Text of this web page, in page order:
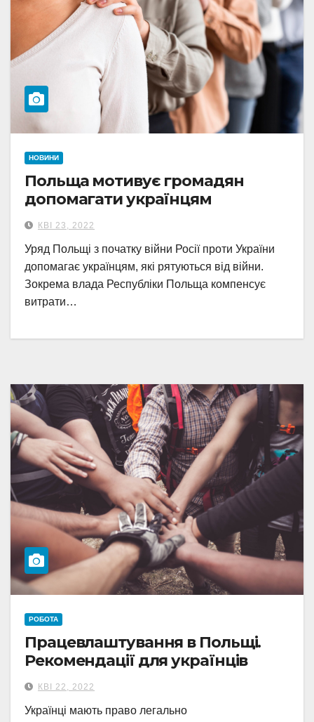
НОВИНИ
Польща мотивує громадян
допомагати українцям
КВІ 23, 2022
Уряд Польщі з початку війни Росії проти України
допомагає українцям, які рятуються від війни.
Зокрема влада Республіки Польща компенсує
витрати…
РОБОТА
Працевлаштування в Польщі.
Рекомендації для українців
КВІ 22, 2022
Українці мають право легально